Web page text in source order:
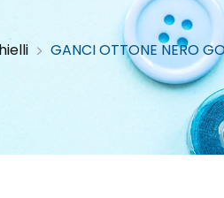
GANCI OTTONE NERO